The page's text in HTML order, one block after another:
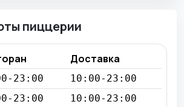
пиццерии
Доставка
23:00 10:00-23:00
23:00 10:00-23:00